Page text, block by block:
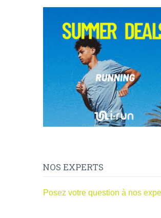
NOS EXPERTS
Posez votre question à nos